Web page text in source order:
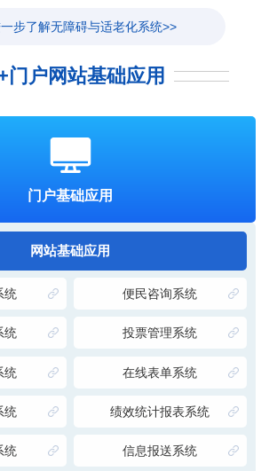
步了解无障碍与适老化系统>>
门户网站基础应用
门户基础应用
网站基础应用
统 便民咨询系统
统 投票管理系统
统 在线表单系统
统 绩效统计报表系统
统 信息报送系统